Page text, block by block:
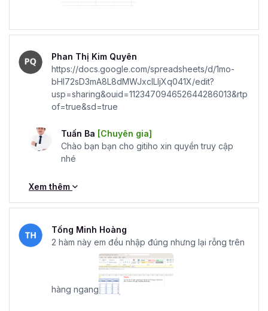
Phan Thị Kim Quyên
https://docs.google.com/spreadsheets/d/1mo-
bHI72sD3mA8L8dMWJxclLIjXq041X/edit?
usp=sharing&ouid=112347094652644286013&rtp
of=true&sd=true
Tuấn Ba [Chuyên gia]
Chào bạn bạn cho gitiho xin quyền truy cập
nhé
Xem thêm
Tống Minh Hoàng
2 hàm này em đều nhập đúng nhưng lại rỗng trên
hàng ngang